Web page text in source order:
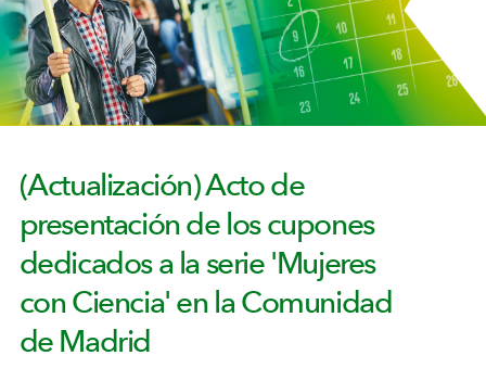
(Actualización) Acto de
presentación de los cupones
dedicados a la serie 'Mujeres
con Ciencia' en la Comunidad
de Madrid